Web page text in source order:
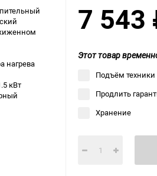
категорию
категорию
нагрева
кВт
7 543
Этот товар
Подъём техники
Продлить
Хранение